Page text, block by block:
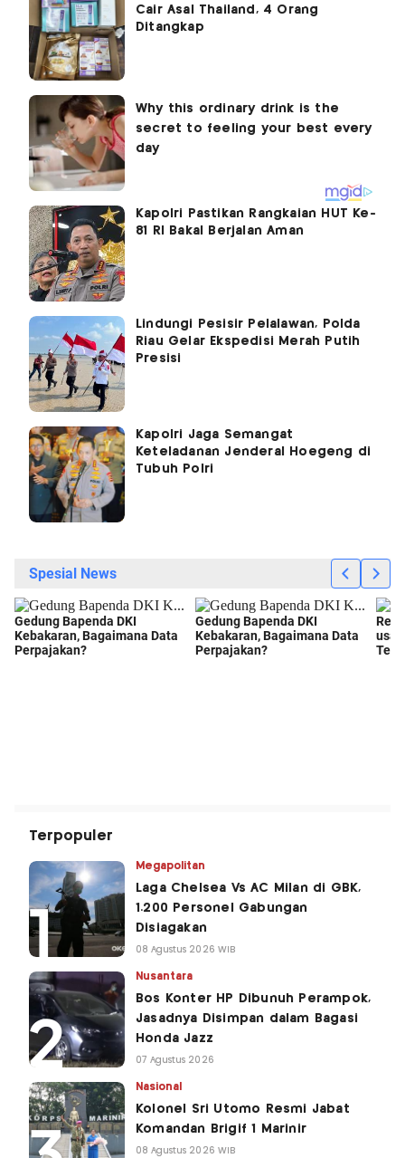
Cair Asal Thailand, 4 Orang
Ditangkap
Kapolri Pastikan Rangkaian HUT Ke-
81 RI Bakal Berjalan Aman
Lindungi Pesisir Pelalawan, Polda
Riau Gelar Ekspedisi Merah Putih
Presisi
Kapolri Jaga Semangat
Keteladanan Jenderal Hoegeng di
Tubuh Polri
Terpopuler
Megapolitan
Laga Chelsea Vs AC Milan di GBK,
1.200 Personel Gabungan
Disiagakan
08 Agustus 2026 WIB
Nusantara
Bos Konter HP Dibunuh Perampok,
Jasadnya Disimpan dalam Bagasi
Honda Jazz
07 Agustus 2026
Nasional
Kolonel Sri Utomo Resmi Jabat
Komandan Brigif 1 Marinir
08 Agustus 2026 WIB